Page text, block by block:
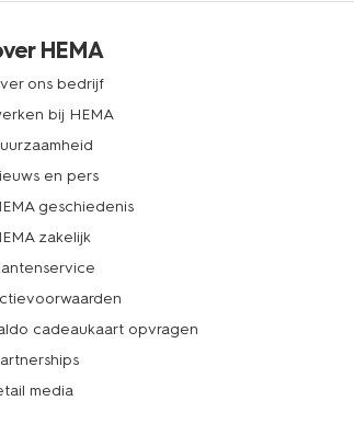
HEMA
ons bedrijf
bij HEMA
en pers
geschiedenis
zakelijk
cadeaukaart opvragen
media